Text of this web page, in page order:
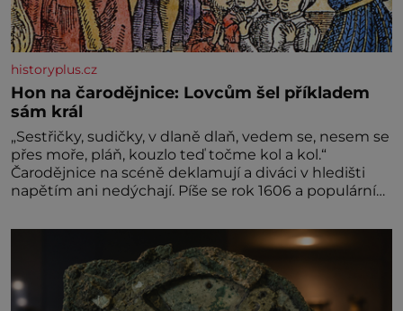
historyplus.cz
Hon na čarodějnice: Lovcům šel příkladem
sám král
„Sestřičky, sudičky, v dlaně dlaň, vedem se, nesem se
přes moře, pláň, kouzlo teď točme kol a kol.“
Čarodějnice na scéně deklamují a diváci v hledišti
napětím ani nedýchají. Píše se rok 1606 a populární
Tragédii o Macbethovi. Napsal ji pro krále Jakuba I.,
jenž v roce 1603 vystřídal